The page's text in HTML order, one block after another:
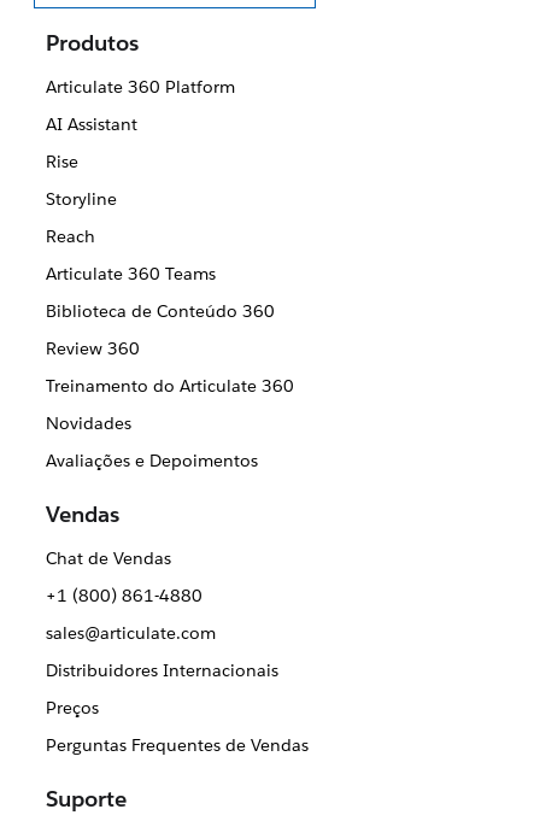
Selecione seu idioma
Produtos
Articulate 360 Platform
AI Assistant
Rise
Storyline
Reach
Articulate 360 Teams
Biblioteca de Conteúdo 360
Review 360
Treinamento do Articulate 360
Novidades
Avaliações e Depoimentos
Vendas
Chat de Vendas
+1 (800) 861-4880
sales@articulate.com
Distribuidores Internacionais
Preços
Perguntas Frequentes de Vendas
Suporte